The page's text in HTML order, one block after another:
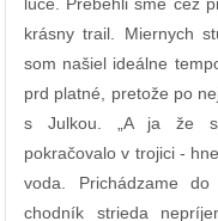
krásny trail. Miernych
som našiel ideálne
prd platné, pretože po
s Julkou. „A ja že
pokračovalo v trojici -
voda. Prichádzame
chodník strieda